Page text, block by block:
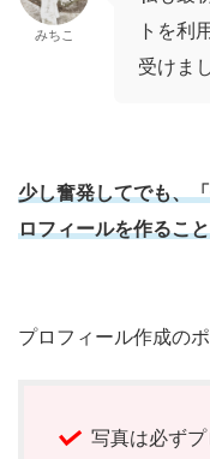
みちこ
トを利
受けま
少し奮発してでも、
ロフィールを作るこ
プロフィール作成の
写真は必ず